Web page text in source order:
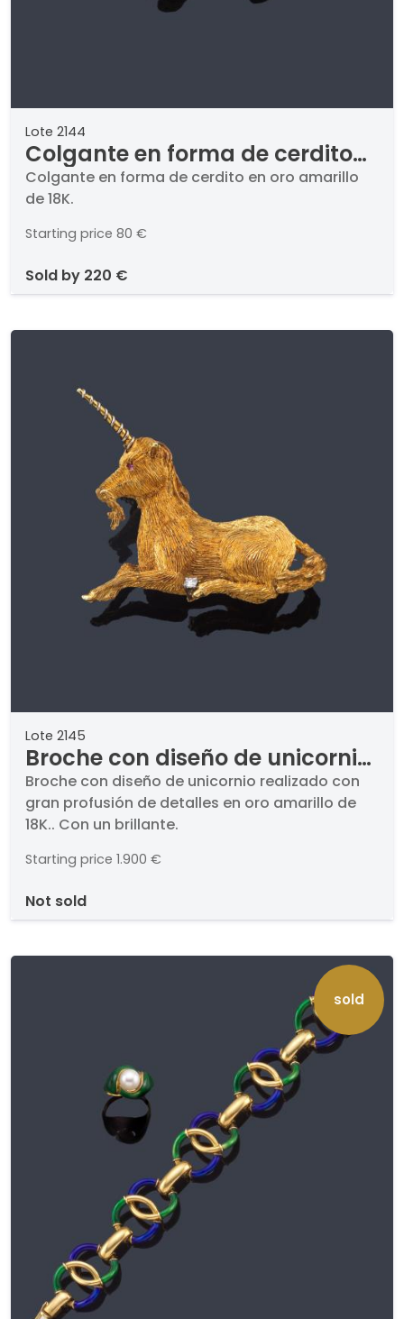
Lote 2144
Colgante en forma de cerdito
en oro amarillo de 18K.
Colgante en forma de cerdito en oro amarillo
de 18K.
Starting price 80 €
sold by 220 €
Lote 2145
Broche con diseño de unicornio
realizado con gran profusión
de detalles en oro amarillo de
18K.
Broche con diseño de unicornio realizado con
gran profusión de detalles en oro amarillo de
18K.. Con un brillante.
Starting price 1.900 €
not sold
sold